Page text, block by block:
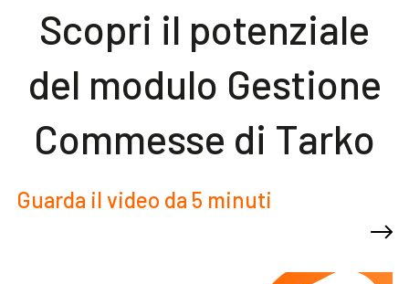
Scopri il potenziale
del modulo Gestione
Commesse di Tarko
Guarda il video da 5 minuti